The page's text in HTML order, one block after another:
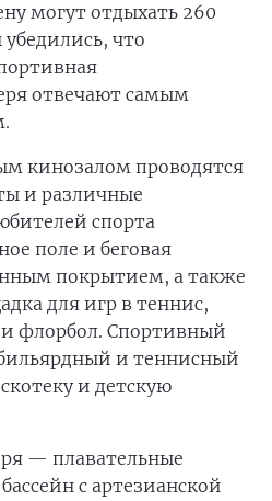
могут отдыхать 260
что
отвечают самым
кинозалом проводятся
и различные
спорта
поле и беговая
покрытием, а также
для игр в теннис,
и флорбол. Спортивный
и теннисный
и детскую
— плавательные
с артезианской